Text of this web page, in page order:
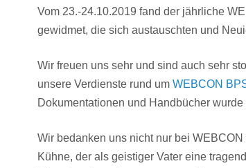
Vom 23.-24.10.2019 fand der jährliche
gewidmet, die sich austauschten und
Wir freuen uns sehr und sind auch sehr
unsere Verdienste rund um WEBCON
Dokumentationen und Handbücher
Wir bedanken uns nicht nur bei
Kühne, der als geistiger Vater eine